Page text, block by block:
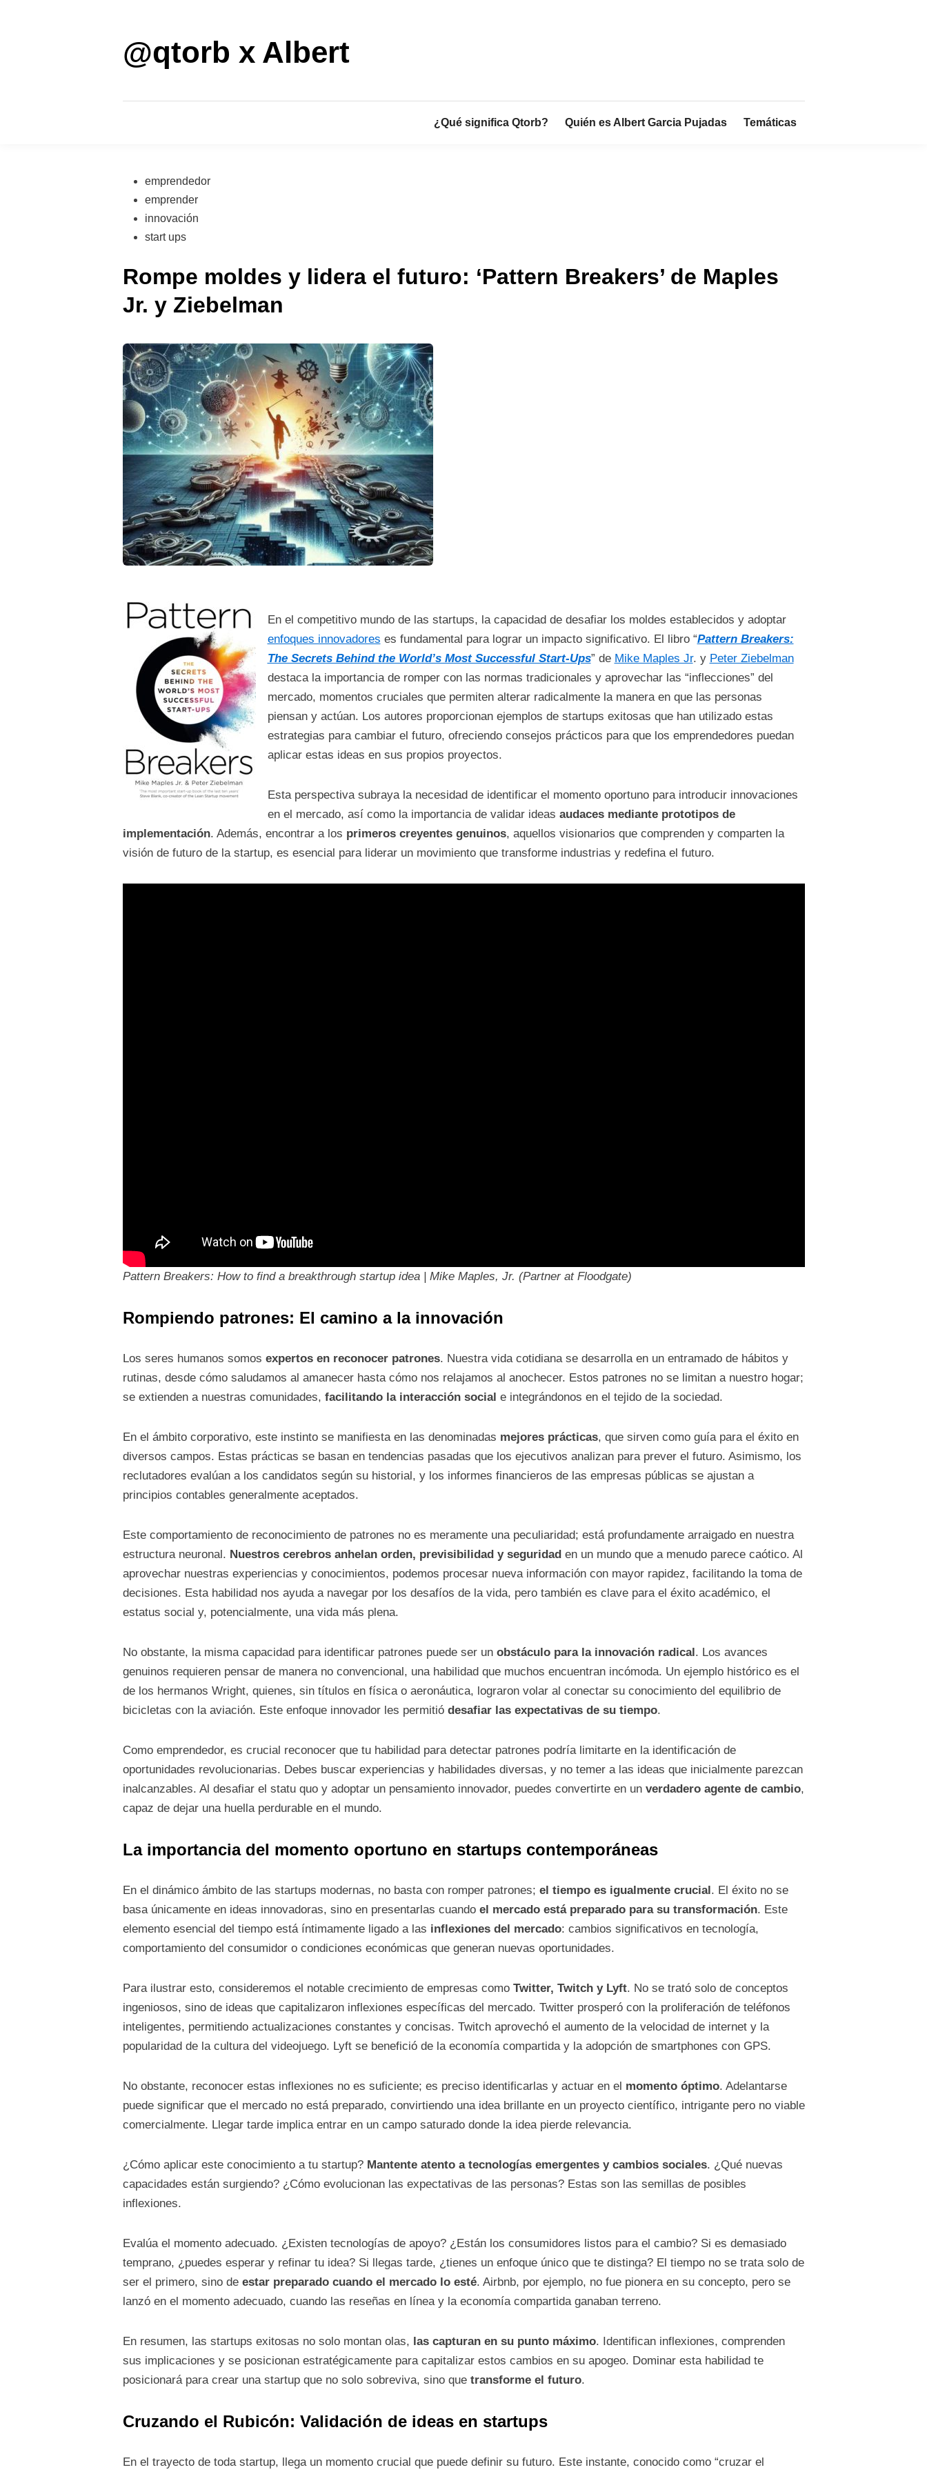
@qtorb x Albert
¿Qué significa Qtorb? Quién es Albert Garcia Pujadas Temáticas
Publicado
en
emprendedor
emprender
innovación
start ups
Rompe moldes y lidera el futuro: ‘Pattern Breakers’ de Maples
Jr. y Ziebelman
En el competitivo mundo de las startups, la capacidad de desafiar los moldes establecidos y adoptar
enfoques innovadores es fundamental para lograr un impacto significativo. El libro “Pattern Breakers:
The Secrets Behind the World’s Most Successful Start-Ups” de Mike Maples Jr. y Peter Ziebelman
destaca la importancia de romper con las normas tradicionales y aprovechar las “inflecciones” del
mercado, momentos cruciales que permiten alterar radicalmente la manera en que las personas
piensan y actúan. Los autores proporcionan ejemplos de startups exitosas que han utilizado estas
estrategias para cambiar el futuro, ofreciendo consejos prácticos para que los emprendedores puedan
aplicar estas ideas en sus propios proyectos.
Esta perspectiva subraya la necesidad de identificar el momento oportuno para introducir innovaciones
en el mercado, así como la importancia de validar ideas audaces mediante prototipos de
implementación. Además, encontrar a los primeros creyentes genuinos, aquellos visionarios que comprenden y comparten la
visión de futuro de la startup, es esencial para liderar un movimiento que transforme industrias y redefina el futuro.
Pattern Breakers: How to find a breakthrough startup idea | Mike Maples, Jr. (Partner at Floodgate)
Rompiendo patrones: El camino a la innovación
Los seres humanos somos expertos en reconocer patrones. Nuestra vida cotidiana se desarrolla en un entramado de hábitos y
rutinas, desde cómo saludamos al amanecer hasta cómo nos relajamos al anochecer. Estos patrones no se limitan a nuestro hogar;
se extienden a nuestras comunidades, facilitando la interacción social e integrándonos en el tejido de la sociedad.
En el ámbito corporativo, este instinto se manifiesta en las denominadas mejores prácticas, que sirven como guía para el éxito en
diversos campos. Estas prácticas se basan en tendencias pasadas que los ejecutivos analizan para prever el futuro. Asimismo, los
reclutadores evalúan a los candidatos según su historial, y los informes financieros de las empresas públicas se ajustan a
principios contables generalmente aceptados.
Este comportamiento de reconocimiento de patrones no es meramente una peculiaridad; está profundamente arraigado en nuestra
estructura neuronal. Nuestros cerebros anhelan orden, previsibilidad y seguridad en un mundo que a menudo parece caótico. Al
aprovechar nuestras experiencias y conocimientos, podemos procesar nueva información con mayor rapidez, facilitando la toma de
decisiones. Esta habilidad nos ayuda a navegar por los desafíos de la vida, pero también es clave para el éxito académico, el
estatus social y, potencialmente, una vida más plena.
No obstante, la misma capacidad para identificar patrones puede ser un obstáculo para la innovación radical . Los avances
genuinos requieren pensar de manera no convencional, una habilidad que muchos encuentran incómoda. Un ejemplo histórico es el
de los hermanos Wright, quienes, sin títulos en física o aeronáutica, lograron volar al conectar su conocimiento del equilibrio de
bicicletas con la aviación. Este enfoque innovador les permitió desafiar las expectativas de su tiempo.
Como emprendedor, es crucial reconocer que tu habilidad para detectar patrones podría limitarte en la identificación de
oportunidades revolucionarias. Debes buscar experiencias y habilidades diversas, y no temer a las ideas que inicialmente parezcan
inalcanzables. Al desafiar el statu quo y adoptar un pensamiento innovador, puedes convertirte en un verdadero agente de cambio,
capaz de dejar una huella perdurable en el mundo.
La importancia del momento oportuno en startups contemporáneas
En el dinámico ámbito de las startups modernas, no basta con romper patrones; el tiempo es igualmente crucial . El éxito no se
basa únicamente en ideas innovadoras, sino en presentarlas cuando el mercado está preparado para su transformación. Este
elemento esencial del tiempo está íntimamente ligado a las inflexiones del mercado: cambios significativos en tecnología,
comportamiento del consumidor o condiciones económicas que generan nuevas oportunidades.
Para ilustrar esto, consideremos el notable crecimiento de empresas como Twitter, Twitch y Lyft. No se trató solo de conceptos
ingeniosos, sino de ideas que capitalizaron inflexiones específicas del mercado. Twitter prosperó con la proliferación de teléfonos
inteligentes, permitiendo actualizaciones constantes y concisas. Twitch aprovechó el aumento de la velocidad de internet y la
popularidad de la cultura del videojuego. Lyft se benefició de la economía compartida y la adopción de smartphones con GPS.
No obstante, reconocer estas inflexiones no es suficiente; es preciso identificarlas y actuar en el momento óptimo. Adelantarse
puede significar que el mercado no está preparado, convirtiendo una idea brillante en un proyecto científico, intrigante pero no viable
comercialmente. Llegar tarde implica entrar en un campo saturado donde la idea pierde relevancia.
¿Cómo aplicar este conocimiento a tu startup? Mantente atento a tecnologías emergentes y cambios sociales. ¿Qué nuevas
capacidades están surgiendo? ¿Cómo evolucionan las expectativas de las personas? Estas son las semillas de posibles
inflexiones.
Evalúa el momento adecuado. ¿Existen tecnologías de apoyo? ¿Están los consumidores listos para el cambio? Si es demasiado
temprano, ¿puedes esperar y refinar tu idea? Si llegas tarde, ¿tienes un enfoque único que te distinga? El tiempo no se trata solo de
ser el primero, sino de estar preparado cuando el mercado lo esté. Airbnb, por ejemplo, no fue pionera en su concepto, pero se
lanzó en el momento adecuado, cuando las reseñas en línea y la economía compartida ganaban terreno.
En resumen, las startups exitosas no solo montan olas, las capturan en su punto máximo. Identifican inflexiones, comprenden
sus implicaciones y se posicionan estratégicamente para capitalizar estos cambios en su apogeo. Dominar esta habilidad te
posicionará para crear una startup que no solo sobreviva, sino que transforme el futuro.
Cruzando el Rubicón: Validación de ideas en startups
En el trayecto de toda startup, llega un momento crucial que puede definir su futuro. Este instante, conocido como “cruzar el